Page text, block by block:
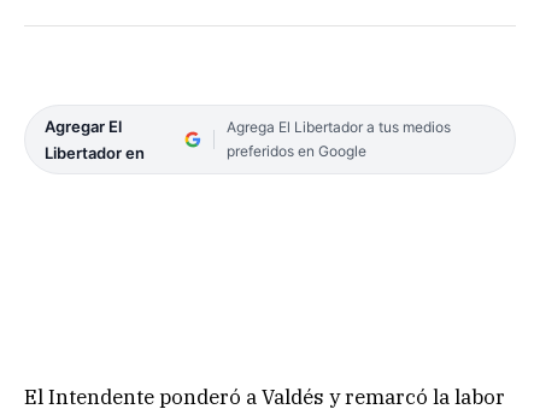
Agregar El
Libertador en
Agrega El Libertador a tus medios
preferidos en Google
El Intendente ponderó a Valdés y remarcó la labor